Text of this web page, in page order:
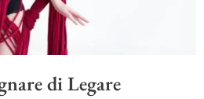
di Legare